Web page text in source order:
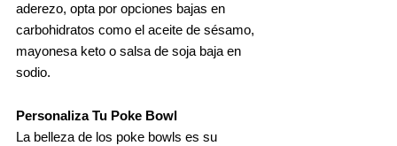
aderezo, opta por opciones bajas en
carbohidratos como el aceite de sésamo,
mayonesa keto o salsa de soja baja en
sodio.
Personaliza Tu Poke Bowl
La belleza de los poke bowls es su